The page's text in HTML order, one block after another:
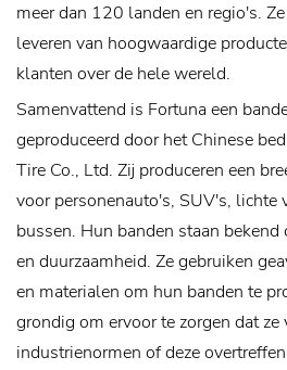
meer dan 120 landen en regio's.
leveren van hoogwaardige
klanten over de hele wereld.
Samenvattend is Fortuna een
geproduceerd door het Chinese
Tire Co., Ltd. Zij produceren een
voor personenauto's, SUV's, lichte
bussen. Hun banden staan
en duurzaamheid. Ze gebruiken
en materialen om hun banden te
grondig om ervoor te zorgen dat ze
industrienormen of deze